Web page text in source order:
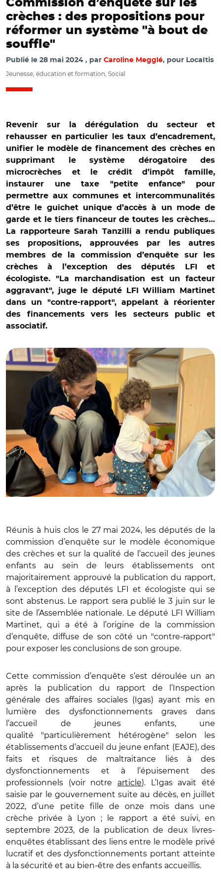
Commission d’enquête sur les
crèches : des propositions pour
réformer un système "à bout de
souffle"
Publié le 28 mai 2024 par Caroline Megglé, pour Localtis
Jeunesse, éducation et formation, Social
Revenir sur la dérégulation du secteur et
rehausser en particulier les taux d’encadrement,
unifier le modèle de financement des crèches en
supprimant le système dérogatoire des
microcrèches et le crédit d’impôt famille,
instaurer une taxe "petite enfance" pour
permettre aux communes et intercommunalités
d’être le guichet unique d’accès à un mode de
garde et le tiers financeur de toutes les crèches…
La rapporteure Sarah Tanzilli a rendu publiques
ses propositions, approuvées par les autres
membres de la commission d’enquête sur les
crèches à l’exception des députés LFI et
écologiste. "La marchandisation est un facteur
aggravant", juge le député LFI William Martinet
dans un "contre-rapport", appelant à réorienter
des financements vers les secteurs public et
associatif.
© @sarah_tanzilli/ Sarah Tanzilli lors d'une visite de crèche
Réunis à huis clos le 27 mai 2024, les députés de la
commission d’enquête sur le modèle économique
des crèches et sur la qualité de l’accueil des jeunes
enfants au sein de leurs établissements ont
majoritairement approuvé la publication du rapport,
à l’exception des députés LFI et écologiste qui se
sont abstenus. Le rapport sera publié le 3 juin sur le
site de l’Assemblée nationale. Le député LFI William
Martinet, qui a été à l’origine de la commission
d’enquête, diffuse de son côté un "contre-rapport"
pour exposer les conclusions de son groupe.
Cette commission d’enquête s’est déroulée un an
après la publication du rapport de l’Inspection
générale des affaires sociales (Igas) ayant mis en
lumière des dysfonctionnements graves dans
l’accueil de jeunes enfants, une
qualité "particulièrement hétérogène" selon les
établissements d’accueil du jeune enfant (EAJE), des
faits et risques de maltraitance liés à des
dysfonctionnements et à l’épuisement des
professionnels (voir notre article). L’Igas avait été
saisie par le gouvernement suite au décès, en juillet
2022, d’une petite fille de onze mois dans une
crèche privée à Lyon ; le rapport a été suivi, en
septembre 2023, de la publication de deux livres-
enquêtes établissant des liens entre le modèle privé
lucratif et des dysfonctionnements portant atteinte
à la sécurité et au bien-être des enfants accueillis.